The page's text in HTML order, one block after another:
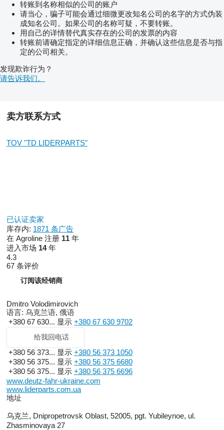
转账到名称相似的公司的账户
请当心，骗子可能会通过细微更改知名公司的名字的方式伪装
成知名公司。如果公司的名称可疑，不要转账。
用自己的详情替代真实存在的公司的发票的内容
转账前请确定指定的详细信息正确，并确认这些信息是否与指
定的公司相关。
发现欺诈行为？
请告诉我们。
卖方联系方式
TOV "TD LIDERPARTS"
已认证卖家
库存内: 1871 条广告
在 Agroline 注册 11 年
进入市场 14年
4.3
67 条评价
订阅该经销商
Dmitro Volodimirovich
语言: 乌克兰语, 俄语
+380 67 630... 显示 +380 67 630 9702
给我回电话
+380 56 373... 显示 +380 56 373 1050
+380 56 375... 显示 +380 56 375 6680
+380 56 375... 显示 +380 56 375 6696
www.deutz-fahr-ukraine.com
www.liderparts.com.ua
地址
乌克兰, Dnipropetrovsk Oblast, 52005, pgt. Yubileynoe, ul.
Zhasminovaya 27